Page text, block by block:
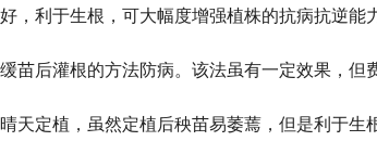
，利于生根，可大幅度增强植株的抗病抗逆能
苗后灌根的方法防病。该法虽有一定效果，但
定植，虽然定植后秧苗易萎蔫，但是利于生